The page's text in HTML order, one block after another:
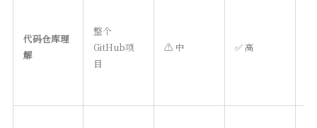
代码仓库理
解
整个
GitHub项
目
⚠️ 中 ✅ 高